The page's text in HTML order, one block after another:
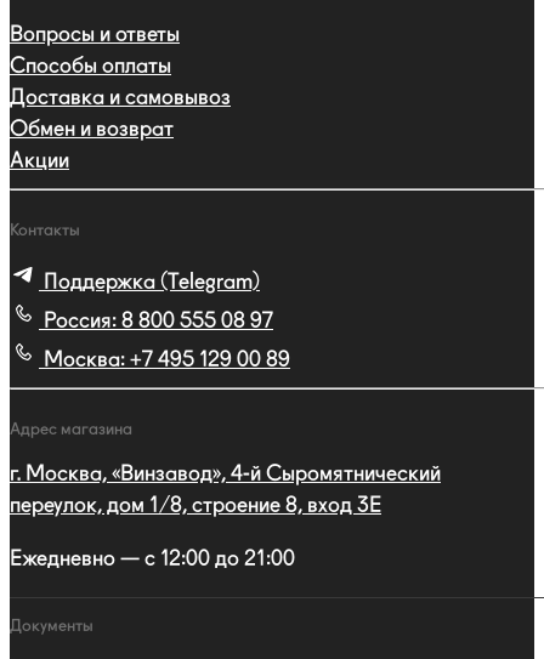
Вопросы и ответы
Способы оплаты
Доставка и самовывоз
Обмен и возврат
Акции
Контакты
Поддержка (Telegram)
Россия: 8 800 555 08 97
Москва: +7 495 129 00 89
Адрес магазина
г. Москва, «Винзавод», 4-й Сыромятнический
переулок, дом 1/8, строение 8, вход 3E
Ежедневно — с 12:00 до 21:00
Документы